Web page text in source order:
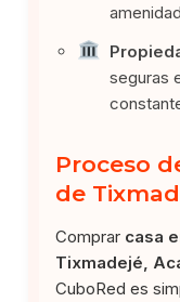
seguras
Proceso
de
Comprar casa
Tixmadejé,
CuboRed es